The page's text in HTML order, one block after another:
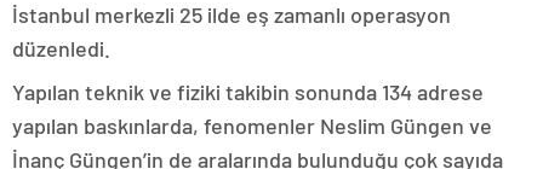
İstanbul merkezli 25 ilde eş zamanlı operasyon
düzenledi.
Yapılan teknik ve fiziki takibin sonunda 134 adrese
yapılan baskınlarda, fenomenler Neslim Güngen ve
İnanç Güngen’in de aralarında bulunduğu çok sayıda